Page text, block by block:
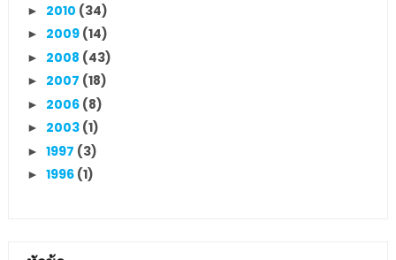
► 2010 (34)
► 2009 (14)
► 2008 (43)
► 2007 (18)
► 2006 (8)
► 2003 (1)
► 1997 (3)
► 1996 (1)